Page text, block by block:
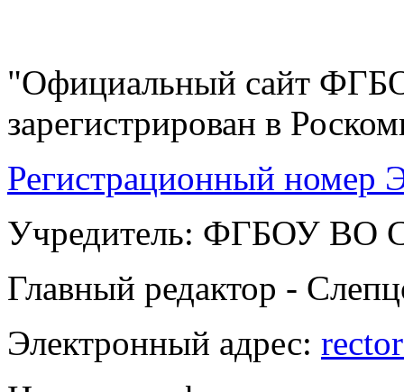
"Официальный сайт
зарегистрирован в
Регистрационный
Учредитель: ФГБОУ ВО
Главный редактор -
Электронный адрес: